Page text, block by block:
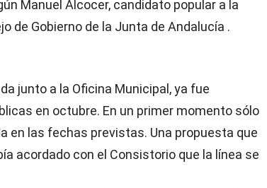
Manuel Alcocer, candidato popular a la
de Gobierno de la Junta de Andalucía .
junto a la Oficina Municipal, ya fue
en octubre. En un primer momento sólo
en las fechas previstas. Una propuesta que
acordado con el Consistorio que la línea se